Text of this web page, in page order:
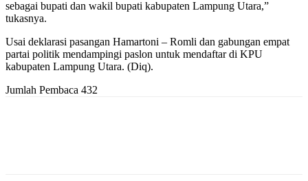
sebagai bupati dan wakil bupati kabupaten Lampung Utara,”
tukasnya.
Usai deklarasi pasangan Hamartoni – Romli dan gabungan empat
partai politik mendampingi paslon untuk mendaftar di KPU
kabupaten Lampung Utara. (Diq).
Jumlah Pembaca 432